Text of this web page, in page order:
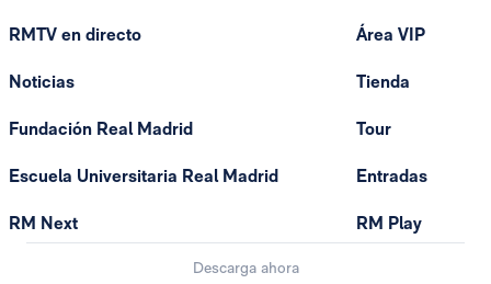
RMTV en directo
Noticias
Fundación Real Madrid
Escuela Universitaria Real Madrid
RM Next
Área VIP
Tienda
Tour
Entradas
RM Play
Descarga ahora